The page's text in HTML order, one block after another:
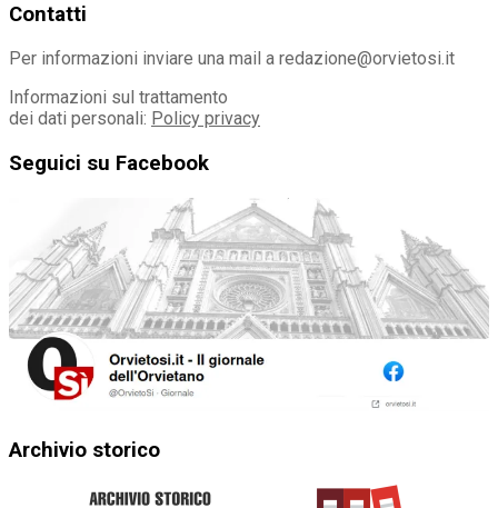
Contatti
Per informazioni inviare una mail a redazione@orvietosi.it
Informazioni sul trattamento
dei dati personali: Policy privacy
Seguici su Facebook
Archivio storico